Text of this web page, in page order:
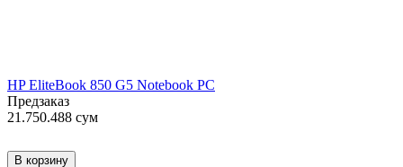
HP EliteBook 850 G5 Notebook PC
Предзаказ
21.750.488 сум
В корзину